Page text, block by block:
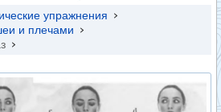
упражнения
и плечами